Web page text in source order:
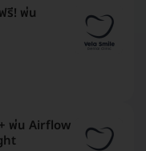
รี! พ่น
พ่น Airflow